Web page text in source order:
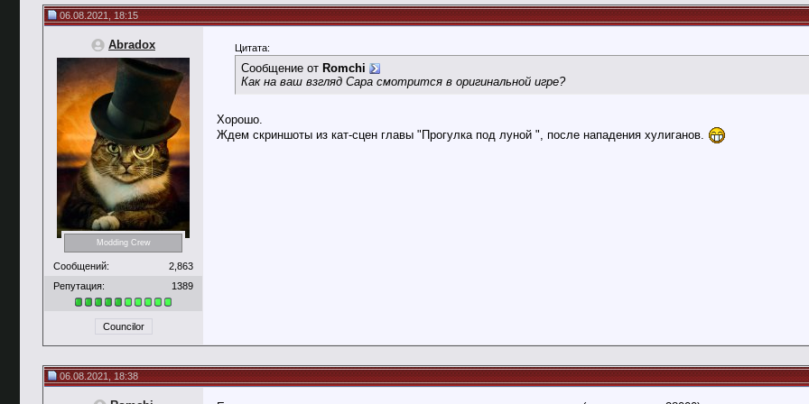
06.08.2021, 18:15
Abradox
Modding Crew
Сообщений:
2,863
Репутация:
1389
Councilor
Цитата:
Сообщение от Romchi
Как на ваш взгляд Сара смотрится в оригинальной игре?
Хорошо.
Ждем скриншоты из кат-сцен главы "Прогулка под луной ", после нападения хулиганов.
06.08.2021, 18:38